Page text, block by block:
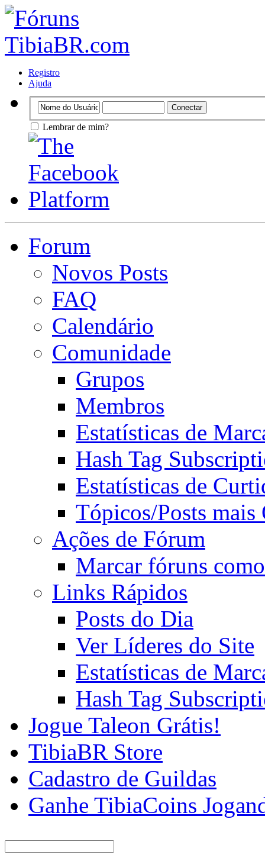
Registro
Ajuda
Lembrar de mim?
Forum
Novos Posts
FAQ
Calendário
Comunidade
Grupos
Membros
Estatísticas de
Hash Tag
Estatísticas de
Tópicos/Posts mais
Ações de Fórum
Marcar fóruns
Links Rápidos
Posts do Dia
Ver Líderes do Site
Estatísticas de
Hash Tag
Jogue Taleon Grátis!
TibiaBR Store
Cadastro de Guildas
Ganhe TibiaCoins